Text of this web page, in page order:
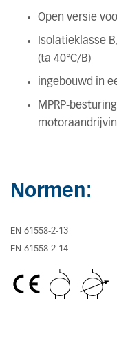
Open versie
Isolatieklasse
(ta 40°C/B)
ingebouwd in
MPRP-
Normen:
EN 61558-2-13
EN 61558-2-14